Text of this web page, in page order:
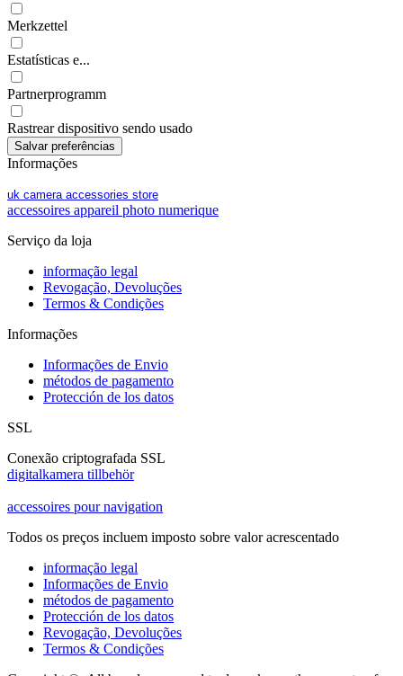
Merkzettel
Estatísticas e...
Partnerprogramm
Rastrear dispositivo sendo usado
Informações
uk camera accessories store
accessoires appareil photo numerique
Serviço da loja
informação legal
Revogação, Devoluções
Termos & Condições
Informações
Informações de Envio
métodos de pagamento
Protección de los datos
SSL
Conexão criptografada SSL
digitalkamera tillbehör
accessoires pour navigation
Todos os preços incluem imposto sobre valor acrescentado
informação legal
Informações de Envio
métodos de pagamento
Protección de los datos
Revogação, Devoluções
Termos & Condições